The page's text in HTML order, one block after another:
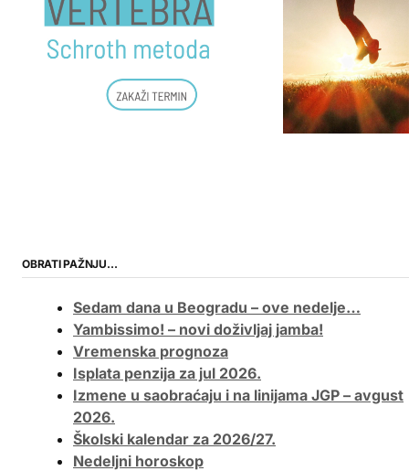
OBRATI PAŽNJU…
Sedam dana u Beogradu – ove nedelje…
Yambissimo! – novi doživljaj jamba!
Vremenska prognoza
Isplata penzija za jul 2026.
Izmene u saobraćaju i na linijama JGP – avgust
2026.
Školski kalendar za 2026/27.
Nedeljni horoskop